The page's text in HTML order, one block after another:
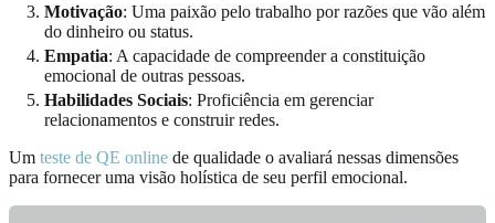
Motivação: Uma paixão pelo trabalho por razões que vão além
do dinheiro ou status.
Empatia: A capacidade de compreender a constituição
emocional de outras pessoas.
Habilidades Sociais: Proficiência em gerenciar
relacionamentos e construir redes.
Um teste de QE online de qualidade o avaliará nessas dimensões
para fornecer uma visão holística de seu perfil emocional.